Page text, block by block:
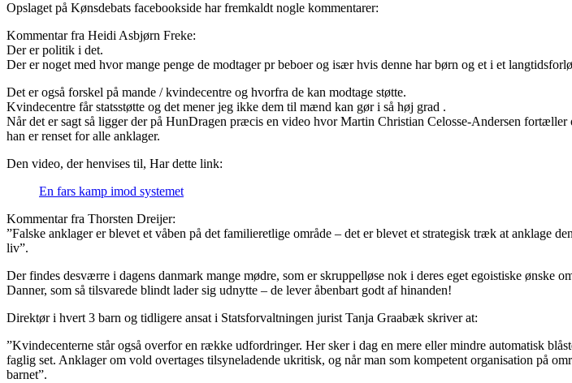
Opslaget på Kønsdebats facebookside har fremkaldt nogle kommentarer:
Kommentar fra Heidi Asbjørn Freke:
Der er politik i det.
Der er noget med hvor mange penge de modtager pr beboer og især hvis denne har børn og et i et
Det er også forskel på mande / kvindecentre og hvorfra de kan modtage støtte.
Kvindecentre får statsstøtte og det mener jeg ikke dem til mænd kan gør i så høj grad .
Når det er sagt så ligger der på HunDragen præcis en video hvor Martin Christian Celosse-Andersen
han er renset for alle anklager.
Den video, der henvises til, Har dette link:
En fars kamp imod systemet
Kommentar fra Thorsten Dreijer:
”Falske anklager er blevet et våben på det familieretlige område – det er blevet et strategisk træk at anklage
liv”.
Der findes desværre i dagens danmark mange mødre, som er skruppelløse nok i deres eget egoistiske
Danner, som så tilsvarede blindt lader sig udnytte – de lever åbenbart godt af hinanden!
Direktør i hvert 3 barn og tidligere ansat i Statsforvaltningen jurist Tanja Graabæk skriver at:
”Kvindecenterne står også overfor en række udfordringer. Her sker i dag en mere eller mindre automatisk
faglig set. Anklager om vold overtages tilsyneladende ukritisk, og når man som kompetent organisation på
barnet”.